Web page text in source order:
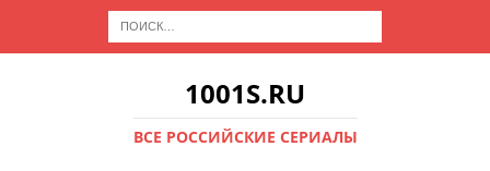
1001S.RU
ВСЕ РОССИЙСКИЕ СЕРИАЛЫ